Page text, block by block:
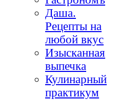
Даша.
Рецепты на
любой вкус
Изысканная
выпечка
Кулинарный
практикум